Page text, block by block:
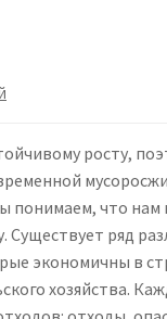
росту,
понимаем, что нам
ряд
экономичны в
хозяйства.